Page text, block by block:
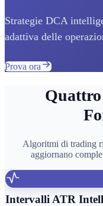
Strategie DCA
adattiva delle
Prova ora
Quattro
Algoritmi di trading
aggiornano
Intervalli ATR